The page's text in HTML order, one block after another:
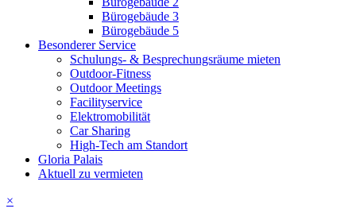
Bürogebäude 3
Bürogebäude 5
Besonderer Service
Schulungs- & Besprechungsräume mieten
Outdoor-Fitness
Outdoor Meetings
Facilityservice
Elektromobilität
Car Sharing
High-Tech am Standort
Gloria Palais
Aktuell zu vermieten
×